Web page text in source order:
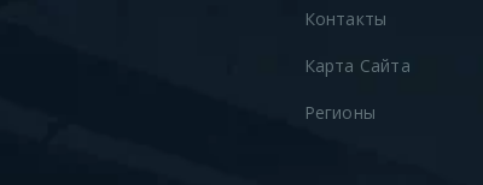
Контакты
Карта Сайта
Регионы